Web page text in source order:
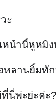
ะ
หน้านี้หูหมิ
หลานยิ้มทั
ที่นี่พ่ะย่ะค่ะ